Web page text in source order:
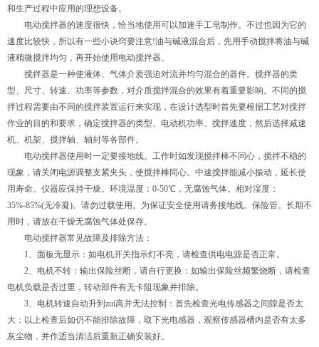
和生产过程中应用的理想设备。
电动搅拌器的速度很快，恰当地使用可以加速手工皂制作。不过也因为它的
速度比较快，所以有一些小诀窍要注意!油与碱液混合后，先用手动搅拌将油与碱
液稍微搅拌均匀，再开始使用电动搅拌器。
搅拌器是一种使液体、气体介质强迫对流并均匀混合的器件。搅拌器的类
型、尺寸、转速、功率等参数，对介质搅拌混合的效果有着重要影响。不同的搅
拌过程需要由不同的搅拌装置运行来实现，在设计选型时首先要根据工艺对搅拌
作业的目的和要求，确定搅拌器的类型、电动机功率、搅拌速度，然后选择减速
机、机架、搅拌轴、轴封等各部件。
电动搅拌器使用时一定要接地线。工作时如发现搅拌棒不同心，搅拌不稳的
现象，请关闭电源调整支紧夹头，使搅拌棒同心。中速搅拌能减小振动，延长使
用寿命。仪器应保持干燥。环境温度：0-50℃，无腐蚀气体。相对湿度：
35%-85%(无冷凝)。请勿过载使用。为保证安全使用请务接地线。保险管。长期不
用时，请放在干燥无腐蚀气体处保存。
电动搅拌器常见故障及排除方法：
1、面板无显示：如电机开关指示灯不亮，请检查供电电源是否正常。
2、电机不转：输出保险丝断，请自行更换：如输出保险丝频繁烧断，请检查
电机负载是否过重，转动部件有无卡阻现象并排除。
3、电机转速自动升到zui高并无法控制：首先检查光电传感器之间隙是否太
大：以上检查后如仍不能排除故障，取下光电感器，观察传感器槽内是否有太多
灰尘物，并作适当清洁后重新正确安装好。